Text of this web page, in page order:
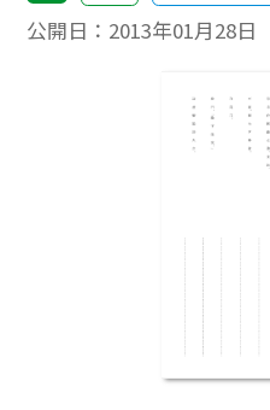
公開日： 2013年01月28日